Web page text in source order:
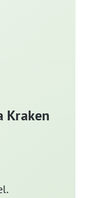
Kraken